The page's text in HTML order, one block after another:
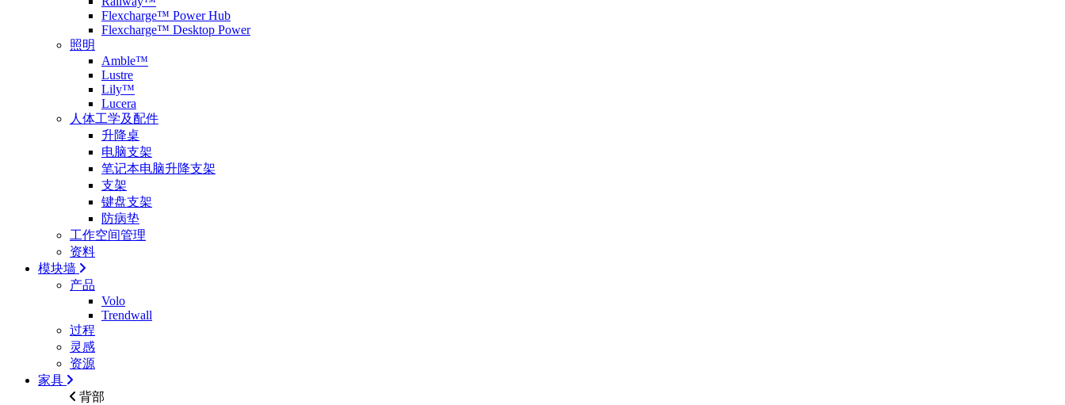
Flexcharge™ Power Hub
Flexcharge™ Desktop Power
照明
Amble™
Lustre
Lily™
Lucera
人体工学及配件
升降桌
电脑支架
笔记本电脑升降支架
支架
键盘支架
防病垫
工作空间管理
资料
模块墙
产品
Volo
Trendwall
过程
灵感
资源
家具
背部